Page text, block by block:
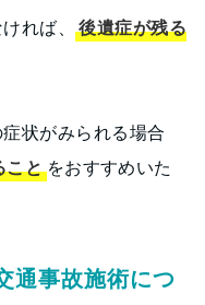
れば、後遺症が残る
状がみられる場合
ことをおすすめいた
通事故施術につ